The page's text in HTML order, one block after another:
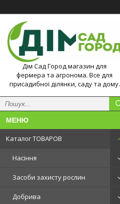
Дім Сад Город магазин для
фермера та агронома. Все для
присадибної ділянки, саду та дому.
Каталог ТОВАРОВ
Насіння
Засоби захисту рослин
Добрива